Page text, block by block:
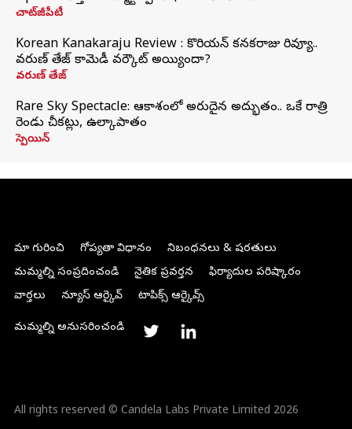
చాట్‌జీపీటీ
Korean Kanakaraju Review : కొరియన్ కనకరాజు రివ్యూ..
వరుణ్ తేజ్ కామెడీ వర్కౌట్ అయ్యిందా?
వరుణ్ తేజ్
Rare Sky Spectacle: ఆకాశంలో అరుదైన అద్భుతం.. ఒకే రాత్రి
రెండు చీకట్లు, ఉల్కాపాతం
స్పెయిన్
మా గురించి గోప్యతా విధానం
నిబంధనలు & షరతులు
మమ్మల్ని సంప్రదించండి
నైతిక ప్రవర్తన
ఫిర్యాదుల పరిష్కారం
వార్తలు
న్యూస్ ఆర్కైవ్ టాపిక్స్ ఆర్కైవ్స్
మమ్మల్ని అనుసరించండి
All rights reserved © Candela Labs Private Limited 2026